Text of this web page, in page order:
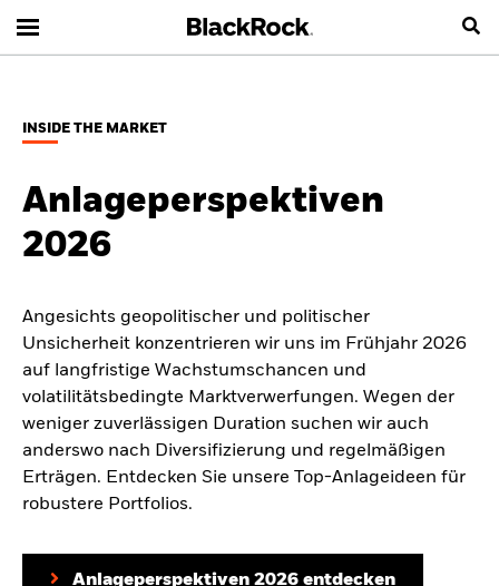
INSIDE THE MARKET
Anlageperspektiven
2026
Angesichts geopolitischer und politischer
Unsicherheit konzentrieren wir uns im Frühjahr 2026
auf langfristige Wachstumschancen und
volatilitätsbedingte Marktverwerfungen. Wegen der
weniger zuverlässigen Duration suchen wir auch
anderswo nach Diversifizierung und regelmäßigen
Erträgen. Entdecken Sie unsere Top-Anlageideen für
robustere Portfolios.
Anlageperspektiven 2026 entdecken